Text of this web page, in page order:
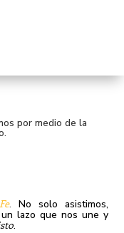
por medio de la
.No solo asistimos,
lazo que nos une y
.